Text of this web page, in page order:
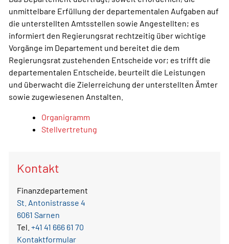
unmittelbare Erfüllung der departementalen Aufgaben auf
die unterstellten Amtsstellen sowie Angestellten; es
informiert den Regierungsrat rechtzeitig über wichtige
Vorgänge im Departement und bereitet die dem
Regierungsrat zustehenden Entscheide vor; es trifft die
departementalen Entscheide, beurteilt die Leistungen
und überwacht die Zielerreichung der unterstellten Ämter
sowie zugewiesenen Anstalten.
Organigramm
Stellvertretung
Kontakt
Finanzdepartement
St. Antonistrasse 4
6061 Sarnen
Tel. +41 41 666 61 70
Kontaktformular